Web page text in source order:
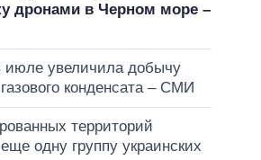
дронами в Черном море –
июле увеличила добычу
конденсата – СМИ
территорий
одну группу украинских